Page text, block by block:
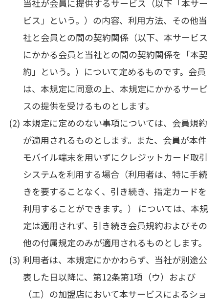
当社が会員に提供するサービス（以下「本サー
ビス」という。）の内容、利用方法、その他当
社と会員との間の契約関係（以下、本サービス
にかかる会員と当社との間の契約関係を「本契
約」という。）について定めるものです。会員
は、本規定に同意の上、本規定にかかるサービ
スの提供を受けるものとします。
本規定に定めのない事項については、会員規約
が適用されるものとします。また、会員が本件
モバイル端末を用いずにクレジットカード取引
システムを利用する場合（利用者は、特に手続
きを要することなく、引き続き、指定カードを
利用することができます。） については、本規
定は適用されず、引き続き会員規約およびその
他の付属規定のみが適用されるものとします。
利用者は、本規定にかかわらず、当社が別途公
表した日以降に、第12条第1項（ウ）および
（エ）の加盟店において本サービスによるショ